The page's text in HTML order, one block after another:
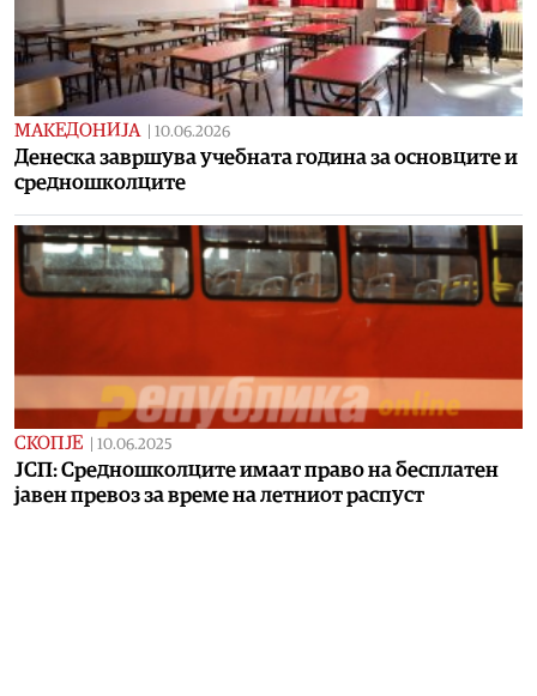
МАКЕДОНИЈА 10.06.2026
Денеска завршува учебната година за основците и
средношколците
СКОПЈЕ 10.06.2025
ЈСП: Средношколците имаат право на бесплатен
јавен превоз за време на летниот распуст